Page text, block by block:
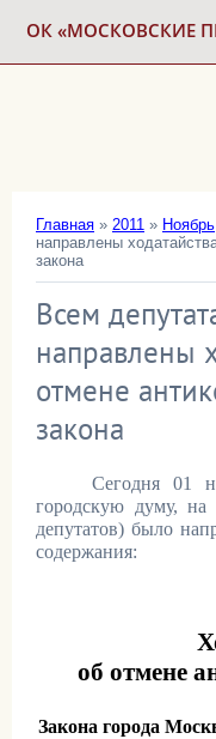
ОК «МОСКОВСКИЕ
Главная » 2011 » Ноябрь
направлены
закона
Всем
направлены
отмене
закона
Сегодня 01
городскую думу, на
депутатов) было
содержания:
об отмене
Закона города